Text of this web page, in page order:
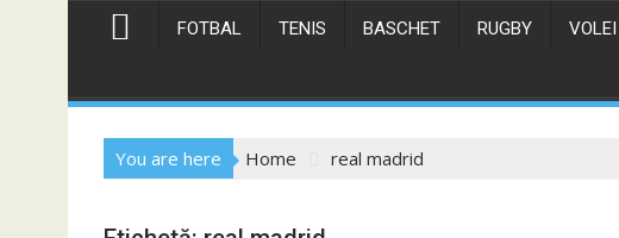
FOTBAL TENIS BASCHET RUGBY VOLEI
You are here Home real madrid